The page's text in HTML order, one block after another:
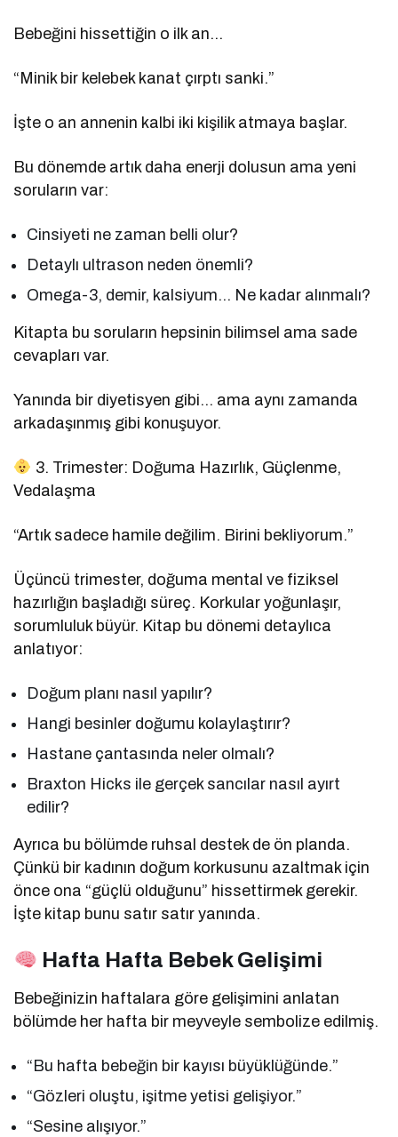
Bebeğini hissettiğin o ilk an…
“Minik bir kelebek kanat çırptı sanki.”
İşte o an annenin kalbi iki kişilik atmaya başlar.
Bu dönemde artık daha enerji dolusun ama yeni
soruların var:
Cinsiyeti ne zaman belli olur?
Detaylı ultrason neden önemli?
Omega-3, demir, kalsiyum… Ne kadar alınmalı?
Kitapta bu soruların hepsinin bilimsel ama sade
cevapları var.
Yanında bir diyetisyen gibi… ama aynı zamanda
arkadaşınmış gibi konuşuyor.
3. Trimester: Doğuma Hazırlık, Güçlenme,
Vedalaşma
“Artık sadece hamile değilim. Birini bekliyorum.”
Üçüncü trimester, doğuma mental ve fiziksel
hazırlığın başladığı süreç. Korkular yoğunlaşır,
sorumluluk büyür. Kitap bu dönemi detaylıca
anlatıyor:
Doğum planı nasıl yapılır?
Hangi besinler doğumu kolaylaştırır?
Hastane çantasında neler olmalı?
Braxton Hicks ile gerçek sancılar nasıl ayırt
edilir?
Ayrıca bu bölümde ruhsal destek de ön planda.
Çünkü bir kadının doğum korkusunu azaltmak için
önce ona “güçlü olduğunu” hissettirmek gerekir.
İşte kitap bunu satır satır yanında.
Hafta Hafta Bebek Gelişimi
Bebeğinizin haftalara göre gelişimini anlatan
bölümde her hafta bir meyveyle sembolize edilmiş.
“Bu hafta bebeğin bir kayısı büyüklüğünde.”
“Gözleri oluştu, işitme yetisi gelişiyor.”
“Sesine alışıyor.”